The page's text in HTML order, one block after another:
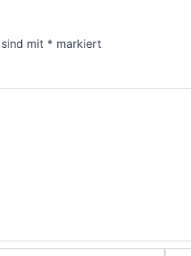
mit * markiert